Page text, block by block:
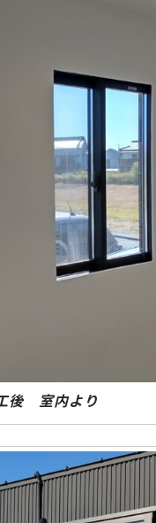
後 室内より